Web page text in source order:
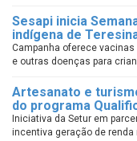
Sesapi inicia
indígena de
Campanha oferece vacinas
e outras doenças para
Artesanato e
do programa
Iniciativa da Setur em
incentiva geração de renda